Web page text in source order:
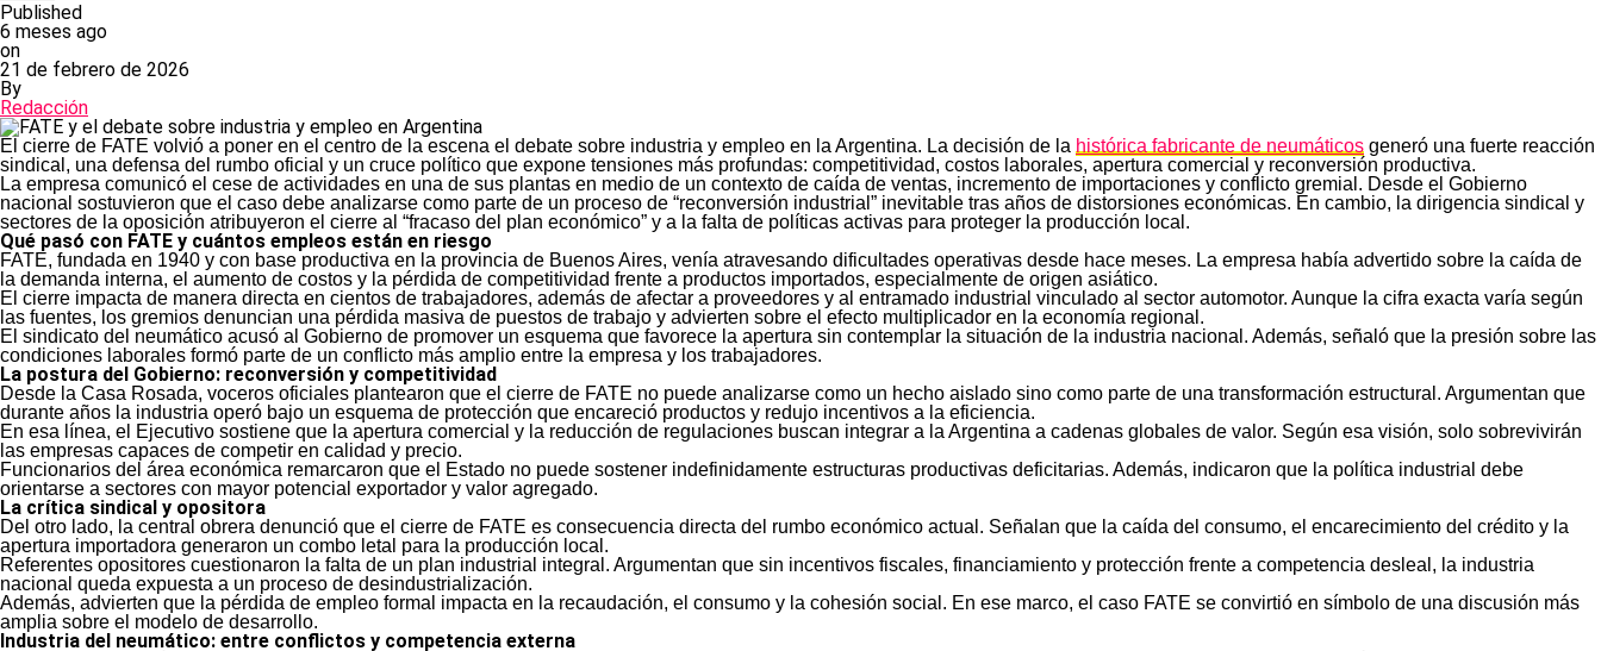
Published
6 meses ago
on
21 de febrero de 2026
By
Redacción
El cierre de FATE volvió a poner en el centro de la escena el debate sobre industria y empleo en la Argentina. La decisión de la histórica fabricante de neumáticos generó una fuerte reacción
sindical, una defensa del rumbo oficial y un cruce político que expone tensiones más profundas: competitividad, costos laborales, apertura comercial y reconversión productiva.
La empresa comunicó el cese de actividades en una de sus plantas en medio de un contexto de caída de ventas, incremento de importaciones y conflicto gremial. Desde el Gobierno
nacional sostuvieron que el caso debe analizarse como parte de un proceso de “reconversión industrial” inevitable tras años de distorsiones económicas. En cambio, la dirigencia sindical y
sectores de la oposición atribuyeron el cierre al “fracaso del plan económico” y a la falta de políticas activas para proteger la producción local.
Qué pasó con FATE y cuántos empleos están en riesgo
FATE, fundada en 1940 y con base productiva en la provincia de Buenos Aires, venía atravesando dificultades operativas desde hace meses. La empresa había advertido sobre la caída de
la demanda interna, el aumento de costos y la pérdida de competitividad frente a productos importados, especialmente de origen asiático.
El cierre impacta de manera directa en cientos de trabajadores, además de afectar a proveedores y al entramado industrial vinculado al sector automotor. Aunque la cifra exacta varía según
las fuentes, los gremios denuncian una pérdida masiva de puestos de trabajo y advierten sobre el efecto multiplicador en la economía regional.
El sindicato del neumático acusó al Gobierno de promover un esquema que favorece la apertura sin contemplar la situación de la industria nacional. Además, señaló que la presión sobre las
condiciones laborales formó parte de un conflicto más amplio entre la empresa y los trabajadores.
La postura del Gobierno: reconversión y competitividad
Desde la Casa Rosada, voceros oficiales plantearon que el cierre de FATE no puede analizarse como un hecho aislado sino como parte de una transformación estructural. Argumentan que
durante años la industria operó bajo un esquema de protección que encareció productos y redujo incentivos a la eficiencia.
En esa línea, el Ejecutivo sostiene que la apertura comercial y la reducción de regulaciones buscan integrar a la Argentina a cadenas globales de valor. Según esa visión, solo sobrevivirán
las empresas capaces de competir en calidad y precio.
Funcionarios del área económica remarcaron que el Estado no puede sostener indefinidamente estructuras productivas deficitarias. Además, indicaron que la política industrial debe
orientarse a sectores con mayor potencial exportador y valor agregado.
La crítica sindical y opositora
Del otro lado, la central obrera denunció que el cierre de FATE es consecuencia directa del rumbo económico actual. Señalan que la caída del consumo, el encarecimiento del crédito y la
apertura importadora generaron un combo letal para la producción local.
Referentes opositores cuestionaron la falta de un plan industrial integral. Argumentan que sin incentivos fiscales, financiamiento y protección frente a competencia desleal, la industria
nacional queda expuesta a un proceso de desindustrialización.
Además, advierten que la pérdida de empleo formal impacta en la recaudación, el consumo y la cohesión social. En ese marco, el caso FATE se convirtió en símbolo de una discusión más
amplia sobre el modelo de desarrollo.
Industria del neumático: entre conflictos y competencia externa